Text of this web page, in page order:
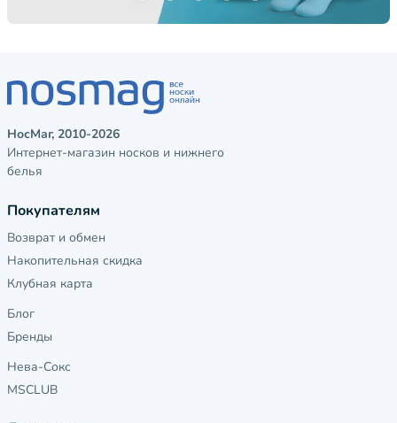
НосМаг, 2010-2026
Интернет-магазин носков и нижнего
белья
Покупателям
Возврат и обмен
Накопительная скидка
Клубная карта
Блог
Бренды
Нева-Сокс
MSCLUB